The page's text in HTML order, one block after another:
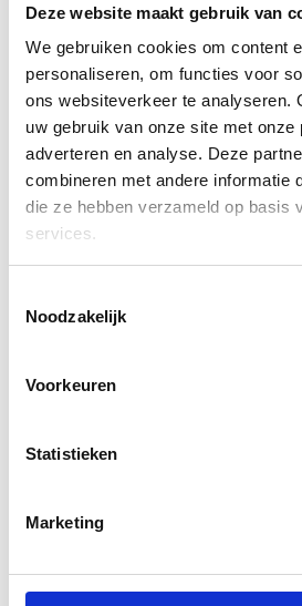
Deze website maakt gebruik van
We gebruiken cookies om content
personaliseren, om functies voor
ons websiteverkeer te analyseren.
uw gebruik van onze site met
adverteren en analyse. Deze
combineren met andere informatie
die ze hebben verzameld op basis
services.
Noodzakelijk
Voorkeuren
Statistieken
Marketing
Dit houdt in dat na een reparatie
zichtbaar is in de instellingen
vervanging van een onderdeel
programma is gerepareerd.
wij ons van andere reparateurs
medewerkers die (Apple
ACMT (Apple Certified
Meer info hierover vindt u hier.
Heeft u schade aan uw MacBook
laten repareren of te laat actie
MacBook. Vermijdt deze extra
inch.
Lees meer